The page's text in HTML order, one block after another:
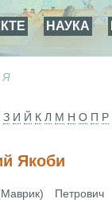
НАУКА
Я
З И Й К Л М Н О П Р
Якоби